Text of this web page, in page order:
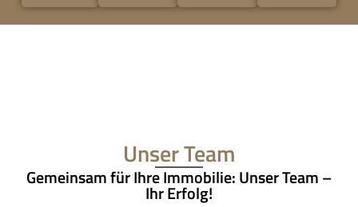
Unser Team
Gemeinsam für Ihre Immobilie: Unser Team –
Ihr Erfolg!